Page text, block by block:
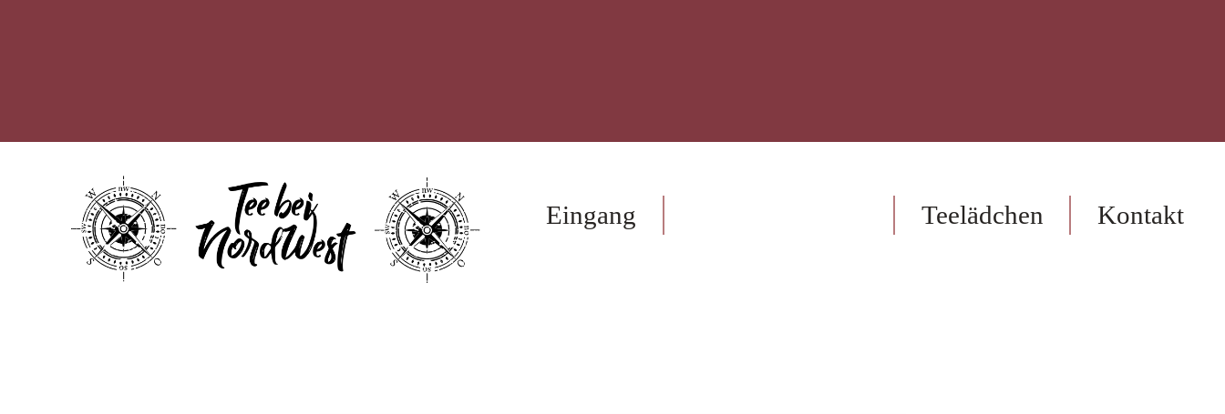
Eingang Teelädchen Kontakt